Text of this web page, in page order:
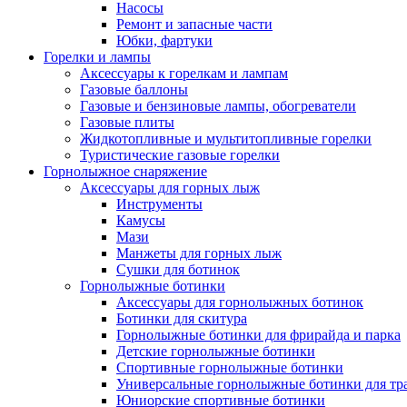
Насосы
Ремонт и запасные части
Юбки, фартуки
Горелки и лампы
Аксессуары к горелкам и лампам
Газовые баллоны
Газовые и бензиновые лампы, обогреватели
Газовые плиты
Жидкотопливные и мультитопливные горелки
Туристические газовые горелки
Горнолыжное снаряжение
Аксессуары для горных лыж
Инструменты
Камусы
Мази
Манжеты для горных лыж
Сушки для ботинок
Горнолыжные ботинки
Аксессуары для горнолыжных ботинок
Ботинки для скитура
Горнолыжные ботинки для фрирайда и парка
Детские горнолыжные ботинки
Спортивные горнолыжные ботинки
Универсальные горнолыжные ботинки для
Юниорские спортивные ботинки